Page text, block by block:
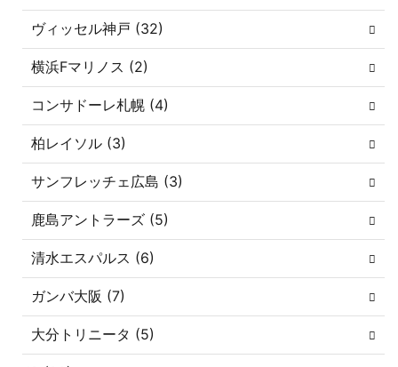
ヴィッセル神戸 (32)
横浜Fマリノス (2)
コンサドーレ札幌 (4)
柏レイソル (3)
サンフレッチェ広島 (3)
鹿島アントラーズ (5)
清水エスパルス (6)
ガンバ大阪 (7)
大分トリニータ (5)